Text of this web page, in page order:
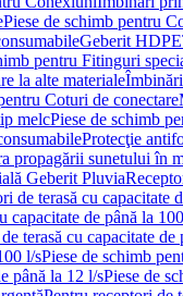
Piese de schimb pentru
Geberit HDPE
pentru Fitinguri
la alte materiale
Coturi de conectare
melcPiese de schimb
Protecţie
propagării sunetului în
Geberit Pluvia
de terasă cu capacitate
capacitate de până la
terasă cu capacitate de
l/sPiese de schimb
până la 12 l/sPiese de